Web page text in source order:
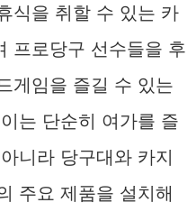
식을 취할 수 있는 카
프로당구 선수들을 후
게임을 즐길 수 있는
는 단순히 여가를 즐
니라 당구대와 카지
주요 제품을 설치해